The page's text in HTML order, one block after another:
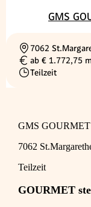
GMS
Ortschaft
7062
Gehalt
ab € 1.772,75
Beschäftigungsart
Teilzeit
GMS
7062
Teilzeit
GOURMET